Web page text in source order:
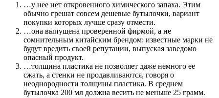
…у нее нет откровенного химического запаха. Этим
обычно грешат совсем дешевые бутылочки, вариант
покупки которых лучше сразу отмести.
…она выпущена проверенной фирмой, а не
сомнительным китайским брендом: известные марки не
будут вредить своей репутации, выпуская заведомо
опасный продукт.
…толщина пластика не позволяет даже немного ее
сжать, а стенки не продавливаются, говоря о
неоднородности толщины пластика. В среднем
бутылочка 200 мл должна весить не меньше 25 грамм.